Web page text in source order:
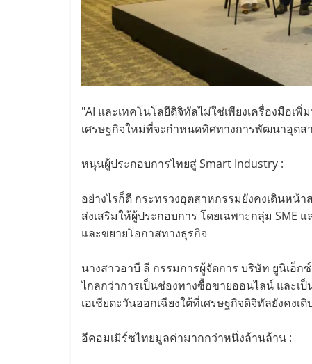
"AI และเทคโนโลยีดิจิทัลไม่ใช่เพียงเครื่องมือเ
เศรษฐกิจใหม่ที่จะกำหนดทิศทางการพัฒนาอุต
หนุนผู้ประกอบการไทยสู่ Smart Industry :
อย่างไรก็ดี กระทรวงอุตสาหกรรมยังคงเดินหน้
ส่งเสริมให้ผู้ประกอบการ โดยเฉพาะกลุ่ม SME
และขยายโอกาสทางธุรกิจ
นางสาวอาบี ลี กรรมการผู้จัดการ บริษัท ยูนิเอ็
ไกลกว่าการเป็นช่องทางซื้อขายออนไลน์ และเ
เอเชียตะวันออกเฉียงใต้ที่เศรษฐกิจดิจิทัลยังคงเ
อีคอมเมิร์ซไทยมูลค่ามากกว่าหนึ่งล้านล้าน :